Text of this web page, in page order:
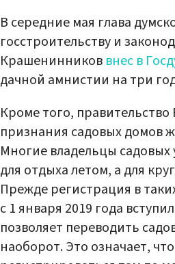
В середние мая глава
госстроительству и
Крашенинников внес в
дачной амнистии на три
Кроме того,
признания садовых домов
Многие владельцы садовых
для отдыха летом, а для
Прежде регистрация в
с 1 января 2019 года
позволяет переводить
наоборот. Это означает,